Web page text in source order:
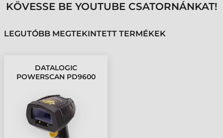
KÖVESSE BE YOUTUBE CSATORNÁNKAT!
LEGUTÓBB MEGTEKINTETT TERMÉKEK
DATALOGIC
POWERSCAN PD9600
VONALKÓDOLVASÓ